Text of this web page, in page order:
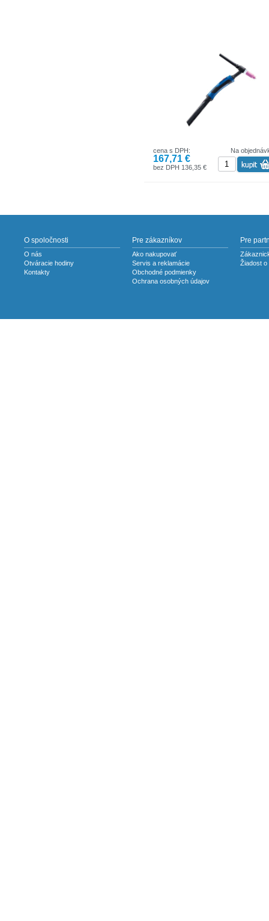
Na
cena s DPH:
167,71 €
bez DPH 136,35 €
O spoločnosti
O nás
Otváracie hodiny
Kontakty
Pre zákazníkov
Ako nakupovať
Servis a reklamácie
Obchodné podmienky
Ochrana osobných údajov
Pre
Žiadost